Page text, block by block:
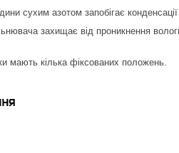
азотом запобігає конденсації
захищає від проникнення вологи
кілька фіксованих положень.